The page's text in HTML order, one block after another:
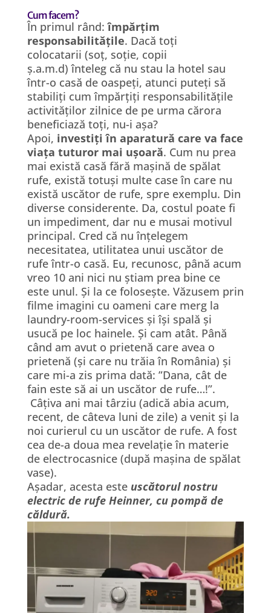
Cum facem?
În primul rând:împărțim
responsabilitățile. Dacă toți
colocatarii (soț, soție, copii
ș.a.m.d) înteleg că nu stau la hotel sau
într-o casă de oaspeți, atunci puteți să
stabiliți cum împărțiți responsabilitățile
activităților zilnice de pe urma cărora
beneficiază toți, nu-i așa?
Apoi, investiți în aparatură care va face
viața tuturor mai ușoară. Cum nu prea
mai există casă fără mașină de spălat
rufe, există totuși multe case în care nu
există uscător de rufe, spre exemplu. Din
diverse considerente. Da, costul poate fi
un impediment, dar nu e musai motivul
principal. Cred că nu înțelegem
necesitatea, utilitatea unui uscător de
rufe într-o casă. Eu, recunosc, până acum
vreo 10 ani nici nu știam prea bine ce
este unul. Și la ce folosește. Văzusem prin
filme imagini cu oameni care merg la
laundry-room-services și își spală și
usucă pe loc hainele. Și cam atât. Până
când am avut o prietenă care avea o
prietenă (și care nu trăia în România) și
care mi-a zis prima dată: ”Dana, cât de
fain este să ai un uscător de rufe…!”.
Câțiva ani mai târziu (adică abia acum,
recent, de câteva luni de zile) a venit și la
noi curierul cu un uscător de rufe. A fost
cea de-a doua mea revelație în materie
de electrocasnice (după mașina de spălat
vase).
Așadar, acesta este uscătorul nostru
electric de rufe Heinner, cu pompă de
căldură.